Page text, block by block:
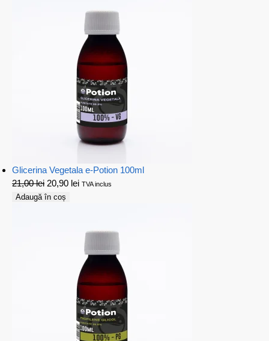
Glicerina Vegetala e-Potion 100ml
21,00lei 20,90 lei TVA inclus
Adaugă în coș